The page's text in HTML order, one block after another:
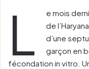
L
e mois
de
d’une
garçon en
fécondation in vitro.